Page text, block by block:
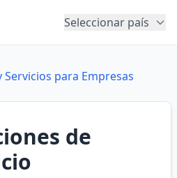
Seleccionar país
para Empresas
de